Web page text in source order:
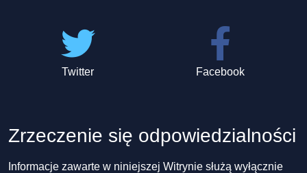
Twitter Facebook
Zrzeczenie się odpowiedzialności
Informacje zawarte w niniejszej Witrynie służą wyłącznie